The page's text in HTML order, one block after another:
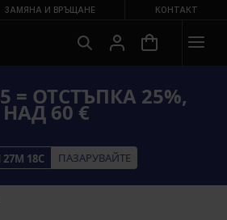
ЗАМЯНА И ВРЪЩАНЕ КОНТАКТ
= ОТСТЪПКА 25%,
НАД 60 €
27М 17С ПАЗАРУВАЙТЕ